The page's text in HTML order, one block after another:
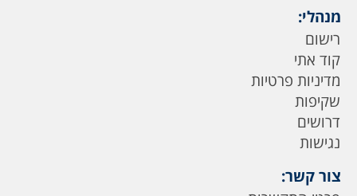
מנהלי:
רישום
קוד אתי
מדיניות פרטיות
שקיפות
דרושים
נגישות
צור קשר: